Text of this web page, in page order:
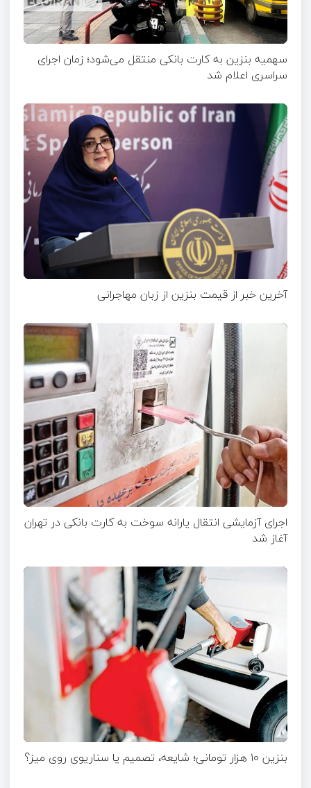
سهمیه بنزین به کارت بانکی منتقل می‌شود؛ زمان اجرای
سراسری اعلام شد
آخرین خبر از قیمت بنزین از زبان مهاجرانی
اجرای آزمایشی انتقال یارانه سوخت به کارت بانکی در تهران
آغاز شد
بنزین ۱۰ هزار تومانی؛ شایعه، تصمیم یا سناریوی روی میز؟